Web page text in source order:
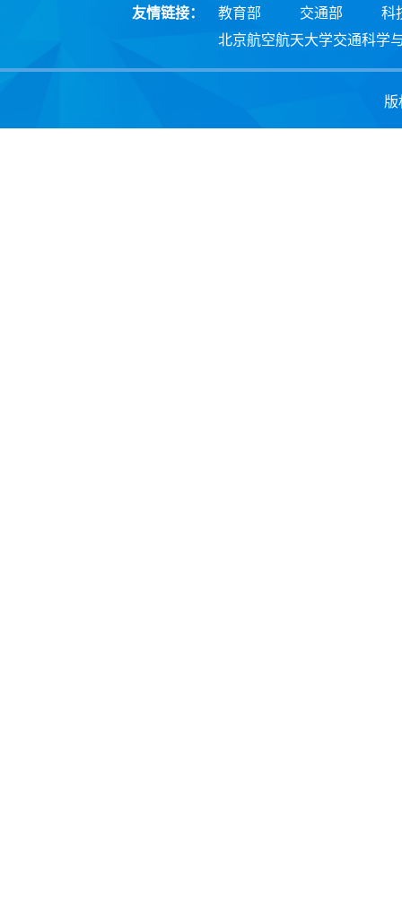
友情链接： 教育部 交通部
科
北京航空航天大学交通科学
版